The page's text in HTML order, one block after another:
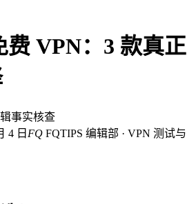
费 VPN：3 款真正
事实核查
4 日 FQ FQTIPS 编辑部 · VPN 测试与